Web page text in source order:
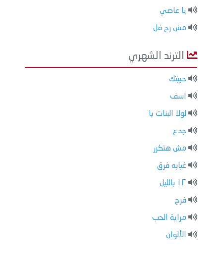
يا عاصي
مش رح فل
الترند الشهري
حبيتك
اسف
لولا البنات يا
جدع
مش هتكرر
غيابه فرق
١٢ بالليل
فرح
مراية الحب
الألوان